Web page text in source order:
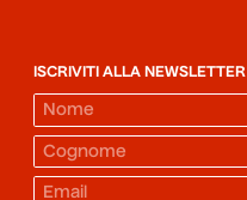
ISCRIVITI ALLA NEWSLETTER